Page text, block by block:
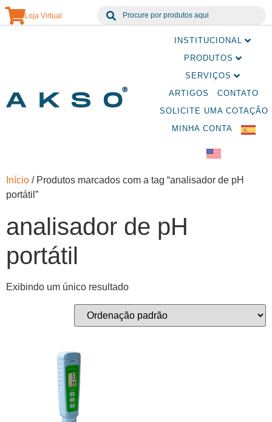
Loja Virtual
INSTITUCIONAL
PRODUTOS
SERVIÇOS
ARTIGOS
CONTATO
SOLICITE UMA COTAÇÃO
MINHA CONTA
Início / Produtos marcados com a tag “analisador de pH
portátil”
analisador de pH
portátil
Exibindo um único resultado